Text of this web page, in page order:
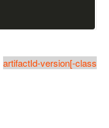
artifactId-version[-class